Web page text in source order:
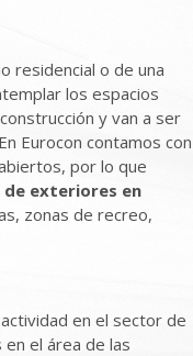
residencial o de una
los espacios
y van a ser
Eurocon contamos con
por lo que
de exteriores en
zonas de recreo,
en el sector de
el área de las